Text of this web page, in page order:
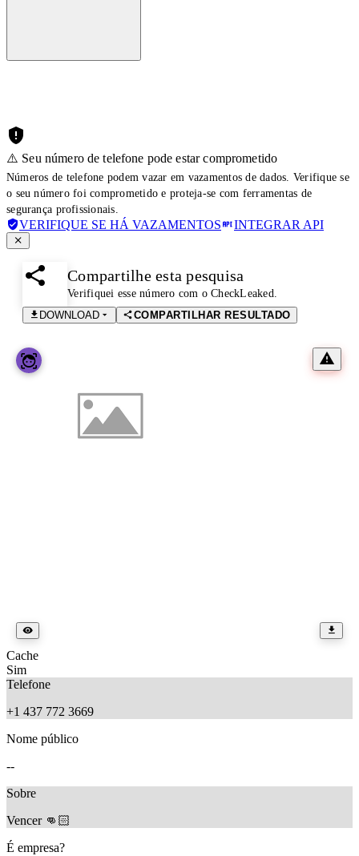
⚠️ Seu número de telefone pode estar comprometido
Números de telefone podem vazar em vazamentos de dados. Verifique se
o seu número foi comprometido e proteja-se com ferramentas de
segurança profissionais.
VERIFIQUE SE HÁ VAZAMENTOS INTEGRAR API
Compartilhe esta pesquisa
Verifiquei esse número com o CheckLeaked.
DOWNLOAD
COMPARTILHAR RESULTADO
Cache
Sim
Telefone
+1 437 772 3669
Nome público
--
Sobre
Vencer 👊🏻
É empresa?